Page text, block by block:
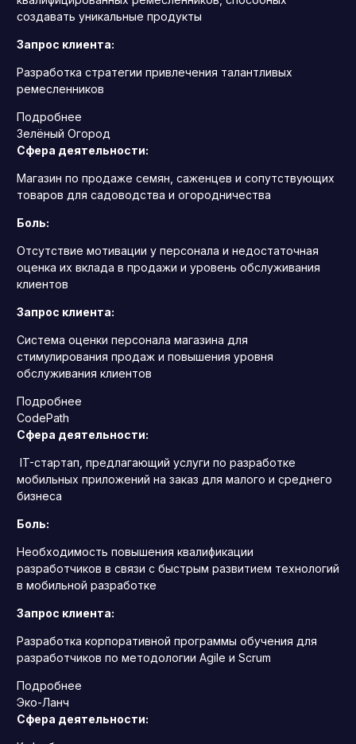
создавать уникальные продукты
Запрос клиента:
Разработка стратегии привлечения талантливых
ремесленников
Подробнее
Зелёный Огород
Сфера деятельности:
Магазин по продаже семян, саженцев и сопутствующих
товаров для садоводства и огородничества
Боль:
Отсутствие мотивации у персонала и недостаточная
оценка их вклада в продажи и уровень обслуживания
клиентов
Запрос клиента:
Система оценки персонала магазина для
стимулирования продаж и повышения уровня
обслуживания клиентов
Подробнее
CodePath
Сфера деятельности:
IT-стартап, предлагающий услуги по разработке
мобильных приложений на заказ для малого и среднего
бизнеса
Боль:
Необходимость повышения квалификации
разработчиков в связи с быстрым развитием технологий
в мобильной разработке
Запрос клиента:
Разработка корпоративной программы обучения для
разработчиков по методологии Agile и Scrum
Подробнее
Эко-Ланч
Сфера деятельности: